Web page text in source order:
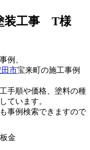
装工事 T様
例、
田市宝来町の施工事例
手順や価格、塗料の種
ています。
事例検索できますので
金